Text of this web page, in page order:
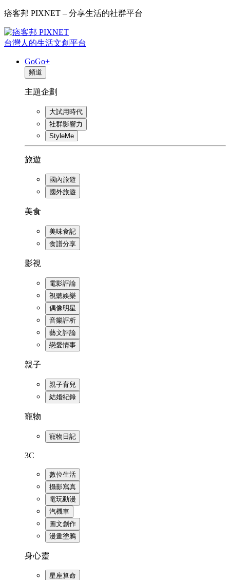
痞客邦 PIXNET – 分享生活的社群平台
台灣人的生活文創平台
GoGo+
頻道
主題企劃
大試用時代
社群影響力
StyleMe
旅遊
國內旅遊
國外旅遊
美食
美味食記
食譜分享
影視
電影評論
視聽娛樂
偶像明星
音樂評析
藝文評論
戀愛情事
親子
親子育兒
結婚紀錄
寵物
寵物日記
3C
數位生活
攝影寫真
電玩動漫
汽機車
圖文創作
漫畫塗鴉
身心靈
星座算命